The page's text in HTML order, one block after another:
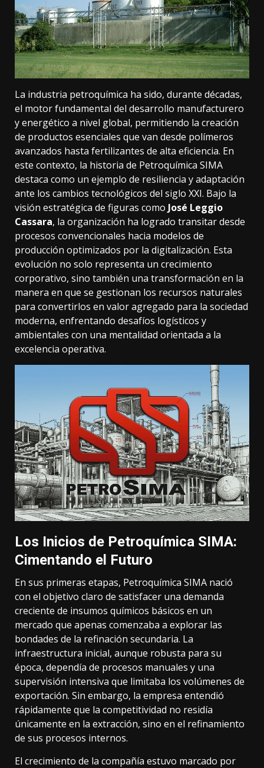
La industria petroquímica ha sido, durante décadas,
el motor fundamental del desarrollo manufacturero
y energético a nivel global, permitiendo la creación
de productos esenciales que van desde polímeros
avanzados hasta fertilizantes de alta eficiencia. En
este contexto, la historia de Petroquímica SIMA
destaca como un ejemplo de resiliencia y adaptación
ante los cambios tecnológicos del siglo XXI. Bajo la
visión estratégica de figuras como José Leggio
Cassara, la organización ha logrado transitar desde
procesos convencionales hacia modelos de
producción optimizados por la digitalización. Esta
evolución no solo representa un crecimiento
corporativo, sino también una transformación en la
manera en que se gestionan los recursos naturales
para convertirlos en valor agregado para la sociedad
moderna, enfrentando desafíos logísticos y
ambientales con una mentalidad orientada a la
excelencia operativa.
Los Inicios de Petroquímica SIMA:
Cimentando el Futuro
En sus primeras etapas, Petroquímica SIMA nació
con el objetivo claro de satisfacer una demanda
creciente de insumos químicos básicos en un
mercado que apenas comenzaba a explorar las
bondades de la refinación secundaria. La
infraestructura inicial, aunque robusta para su
época, dependía de procesos manuales y una
supervisión intensiva que limitaba los volúmenes de
exportación. Sin embargo, la empresa entendió
rápidamente que la competitividad no residía
únicamente en la extracción, sino en el refinamiento
de sus procesos internos.
El crecimiento de la compañía estuvo marcado por